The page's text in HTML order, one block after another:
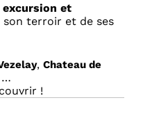
excursion et
son terroir et de ses
, Chateau de
…
!